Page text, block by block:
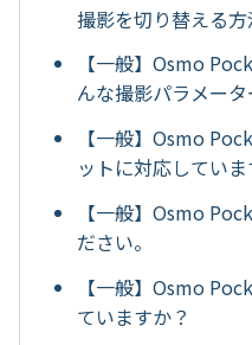
撮影を切り替える方
【一般】Osmo
んな撮影パラメー
【一般】Osmo
ットに対応していま
【一般】Osmo
ださい。
【一般】Osmo
ていますか？